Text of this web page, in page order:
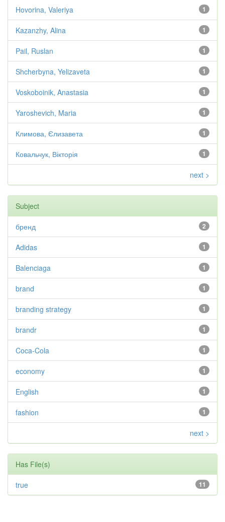
1
Hovorina, Valeriya
1
Kazanzhy, Alina
1
Pail, Ruslan
1
Shcherbyna, Yelizaveta
1
Voskoboinik, Anastasia
1
Yaroshevich, Maria
1
Климова, Єлизавета
1
Ковальчук, Вікторія
next >
Subject
2
бренд
1
Adidas
1
Balenciaga
1
brand
1
branding strategy
1
brandr
1
Coca-Cola
1
economy
1
English
1
fashion
next >
Has File(s)
11
true